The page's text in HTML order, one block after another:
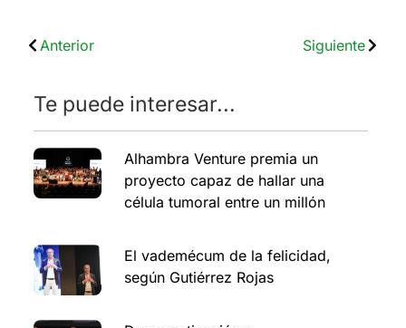
Anterior Siguiente
Te puede interesar...
Alhambra Venture premia un
proyecto capaz de hallar una
célula tumoral entre un millón
El vademécum de la felicidad,
según Gutiérrez Rojas